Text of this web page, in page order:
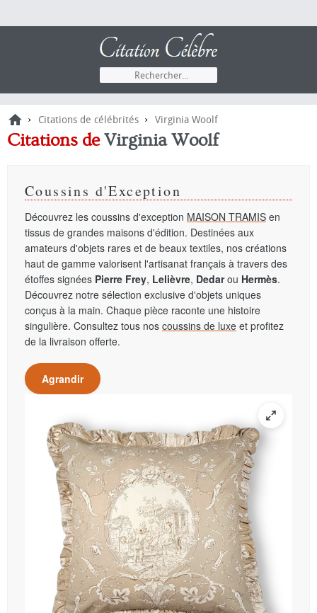
› Citations de célébrités › Virginia Woolf
Citations deVirginia Woolf
Coussins d'Exception
Découvrez les coussins d'exception MAISON TRAMIS en
tissus de grandes maisons d'édition. Destinées aux
amateurs d'objets rares et de beaux textiles, nos créations
haut de gamme valorisent l'artisanat français à travers des
étoffes signées Pierre Frey, Lelièvre, Dedarou Hermès.
Découvrez notre sélection exclusive d'objets uniques
conçus à la main. Chaque pièce raconte une histoire
singulière. Consultez tous nos coussins de luxe et profitez
de la livraison offerte.
Agrandir